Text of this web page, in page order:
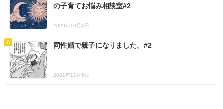
の子育てお悩み相談室#2
2020年10月4日
同性婚で親子になりました。#2
2021年11月6日